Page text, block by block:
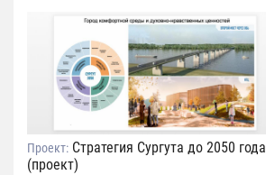
Проект: Стратегия Сургута до 2050 года
(проект)